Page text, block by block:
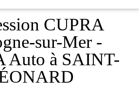
CUPRA
sur-Mer -
Auto à SAINT-